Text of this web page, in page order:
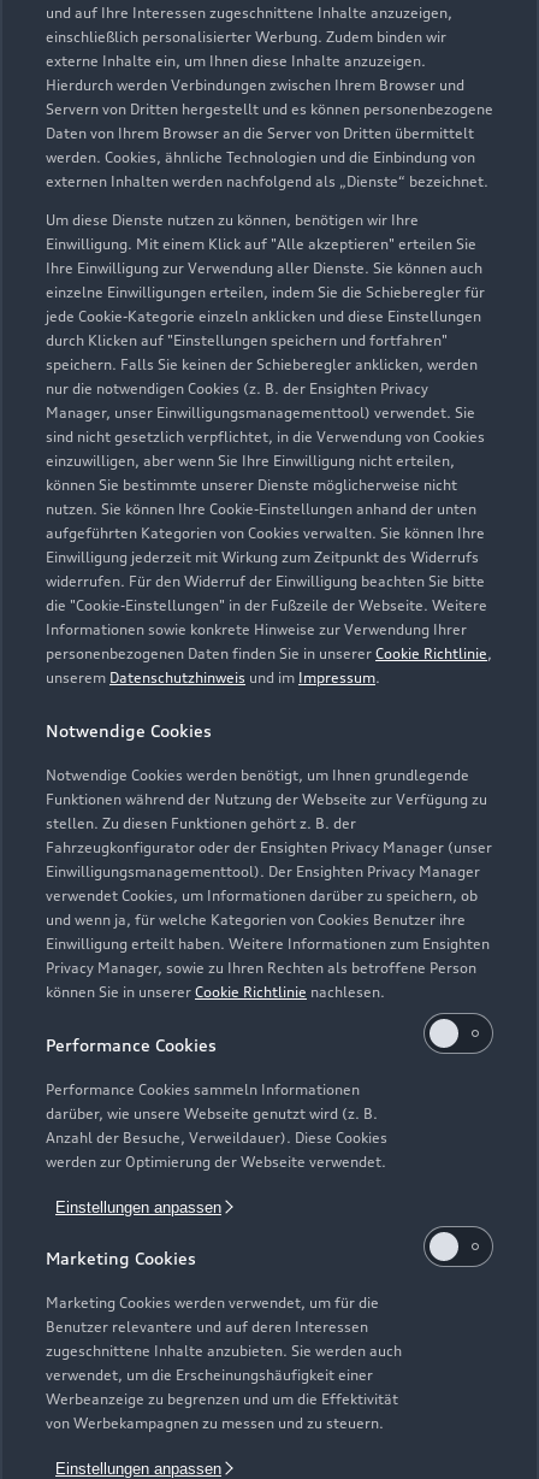
und auf Ihre Interessen zugeschnittene Inhalte anzuzeigen,
einschließlich personalisierter Werbung. Zudem binden wir
externe Inhalte ein, um Ihnen diese Inhalte anzuzeigen.
Hierdurch werden Verbindungen zwischen Ihrem Browser und
Servern von Dritten hergestellt und es können personenbezogene
Daten von Ihrem Browser an die Server von Dritten übermittelt
werden. Cookies, ähnliche Technologien und die Einbindung von
externen Inhalten werden nachfolgend als „Dienste“ bezeichnet.
Um diese Dienste nutzen zu können, benötigen wir Ihre
Einwilligung. Mit einem Klick auf "Alle akzeptieren" erteilen Sie
Ihre Einwilligung zur Verwendung aller Dienste. Sie können auch
einzelne Einwilligungen erteilen, indem Sie die Schieberegler für
jede Cookie-Kategorie einzeln anklicken und diese Einstellungen
durch Klicken auf "Einstellungen speichern und fortfahren"
speichern. Falls Sie keinen der Schieberegler anklicken, werden
nur die notwendigen Cookies (z. B. der Ensighten Privacy
Manager, unser Einwilligungsmanagementtool) verwendet. Sie
sind nicht gesetzlich verpflichtet, in die Verwendung von Cookies
einzuwilligen, aber wenn Sie Ihre Einwilligung nicht erteilen,
können Sie bestimmte unserer Dienste möglicherweise nicht
nutzen. Sie können Ihre Cookie-Einstellungen anhand der unten
aufgeführten Kategorien von Cookies verwalten. Sie können Ihre
Einwilligung jederzeit mit Wirkung zum Zeitpunkt des Widerrufs
widerrufen. Für den Widerruf der Einwilligung beachten Sie bitte
die "Cookie-Einstellungen" in der Fußzeile der Webseite. Weitere
Informationen sowie konkrete Hinweise zur Verwendung Ihrer
personenbezogenen Daten finden Sie in unserer Cookie Richtlinie,
unserem Datenschutzhinweis und im Impressum.
Notwendige Cookies
Notwendige Cookies werden benötigt, um Ihnen grundlegende
Funktionen während der Nutzung der Webseite zur Verfügung zu
stellen. Zu diesen Funktionen gehört z. B. der
Fahrzeugkonfigurator oder der Ensighten Privacy Manager (unser
Einwilligungsmanagementtool). Der Ensighten Privacy Manager
verwendet Cookies, um Informationen darüber zu speichern, ob
und wenn ja, für welche Kategorien von Cookies Benutzer ihre
Einwilligung erteilt haben. Weitere Informationen zum Ensighten
Privacy Manager, sowie zu Ihren Rechten als betroffene Person
können Sie in unserer Cookie Richtlinie nachlesen.
Performance Cookies
Performance Cookies sammeln Informationen
darüber, wie unsere Webseite genutzt wird (z. B.
Anzahl der Besuche, Verweildauer). Diese Cookies
werden zur Optimierung der Webseite verwendet.
Einstellungen anpassen
Marketing Cookies
Marketing Cookies werden verwendet, um für die
Benutzer relevantere und auf deren Interessen
zugeschnittene Inhalte anzubieten. Sie werden auch
verwendet, um die Erscheinungshäufigkeit einer
Werbeanzeige zu begrenzen und um die Effektivität
von Werbekampagnen zu messen und zu steuern.
Einstellungen anpassen
GmbH
Servicepartner e-tron
Lüttgenröder Straße 1
38835 Osterwieck
039421 6140
info@autohaus-osterwieck.de
Kontaktdaten herunterladen
Öffnungszeiten
Service
Geschlossen, öffnet amMontag 06:00
Teile- & Zubehörverkauf
Geschlossen,öffnet amMontag 06:00
Zur Inspektion